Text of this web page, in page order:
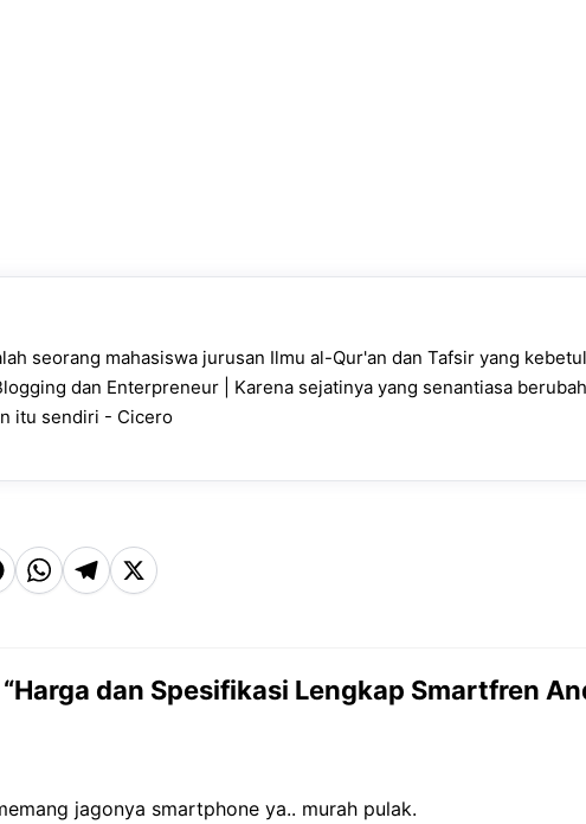
seorang mahasiswa jurusan Ilmu al-Qur'an dan Tafsir yang
dan Enterpreneur | Karena sejatinya yang senantiasa
itu sendiri - Cicero
W
h
t
p
T
el
g
m
X
dan Spesifikasi Lengkap Smartfren
jagonya smartphone ya.. murah pulak.